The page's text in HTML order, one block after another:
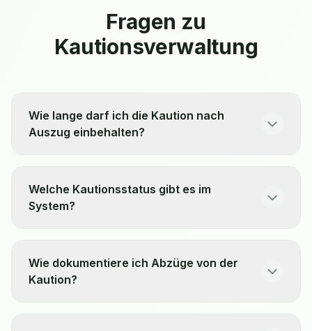
Fragen zu
Kautionsverwaltung
Wie lange darf ich die Kaution nach
Auszug einbehalten?
Welche Kautionsstatus gibt es im
System?
Wie dokumentiere ich Abzüge von der
Kaution?